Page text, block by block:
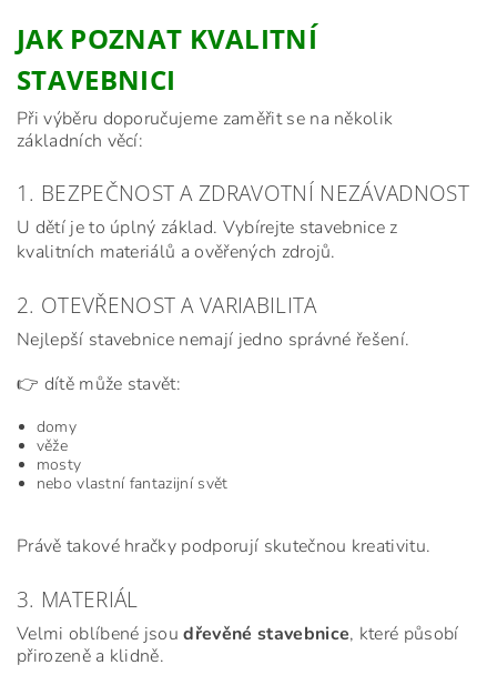
JAK POZNAT KVALITNÍ
STAVEBNICI
Při výběru doporučujeme zaměřit se na několik
základních věcí:
1. BEZPEČNOST A ZDRAVOTNÍ NEZÁVADNOST
U dětí je to úplný základ. Vybírejte stavebnice z
kvalitních materiálů a ověřených zdrojů.
2. OTEVŘENOST A VARIABILITA
Nejlepší stavebnice nemají jedno správné řešení.
👉 dítě může stavět:
domy
věže
mosty
nebo vlastní fantazijní svět
Právě takové hračky podporují skutečnou kreativitu.
3. MATERIÁL
Velmi oblíbené jsoudřevěné stavebnice, které působí
přirozeně a klidně.